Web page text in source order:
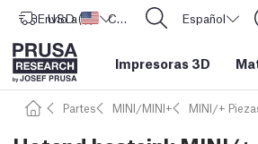
Envío a Estados Unidos
USD ($) CORE One L: ¡Ya disponible! Español
Impresoras 3D
Partes MINI/MINI+ MINI/+